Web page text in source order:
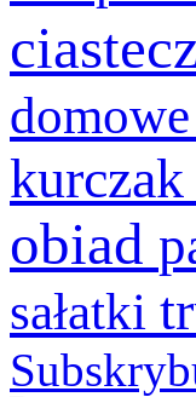
kurczak
obiad
sałatki